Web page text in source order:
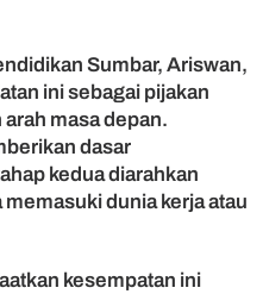
Sumbar, Ariswan,
ini sebagai pijakan
masa depan.
dasar
kedua diarahkan
dunia kerja atau
kesempatan ini